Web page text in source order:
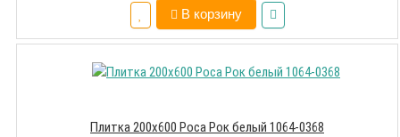
В корзину
Плитка 200х600 Роса Рок белый 1064-0368